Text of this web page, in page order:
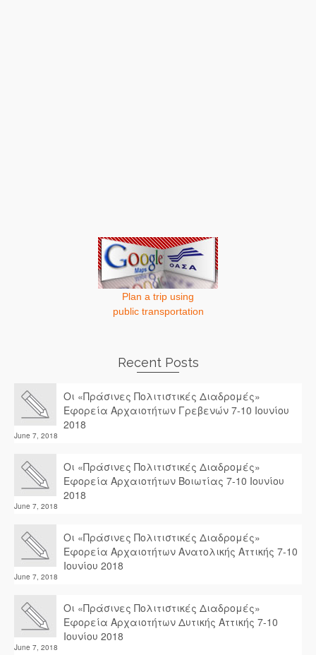
Plan a trip using
public transportation
Recent Posts
Οι «Πράσινες Πολιτιστικές Διαδρομές»
Εφορεία Αρχαιοτήτων Γρεβενών 7-10 Ιουνίου
2018
June 7, 2018
Οι «Πράσινες Πολιτιστικές Διαδρομές»
Εφορεία Αρχαιοτήτων Βοιωτίας 7-10 Ιουνίου
2018
June 7, 2018
Οι «Πράσινες Πολιτιστικές Διαδρομές»
Εφορεία Αρχαιοτήτων Ανατολικής Αττικής 7-10
Ιουνίου 2018
June 7, 2018
Οι «Πράσινες Πολιτιστικές Διαδρομές»
Εφορεία Αρχαιοτήτων Δυτικής Αττικής 7-10
Ιουνίου 2018
June 7, 2018